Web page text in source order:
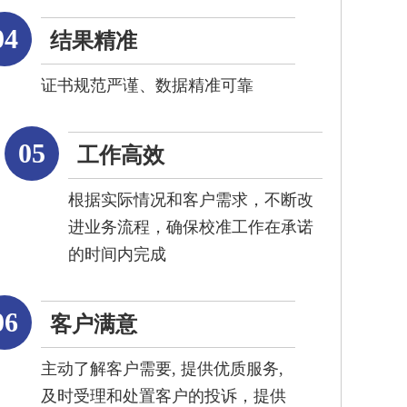
结果精准
证书规范严谨、数据精准可靠
05 工作高效
根据实际情况和客户需求，不断改
进业务流程，确保校准工作在承诺
的时间内完成
客户满意
主动了解客户需要, 提供优质服务,
及时受理和处置客户的投诉，提供